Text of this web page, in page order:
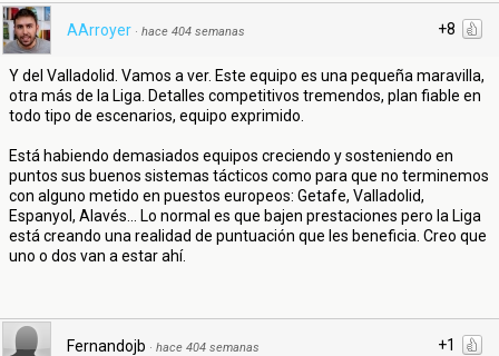
+8
AArroyer · hace 404 semanas
Y del Valladolid. Vamos a ver. Este equipo es una pequeña maravilla,
otra más de la Liga. Detalles competitivos tremendos, plan fiable en
todo tipo de escenarios, equipo exprimido.
Está habiendo demasiados equipos creciendo y sosteniendo en
puntos sus buenos sistemas tácticos como para que no terminemos
con alguno metido en puestos europeos: Getafe, Valladolid,
Espanyol, Alavés... Lo normal es que bajen prestaciones pero la Liga
está creando una realidad de puntuación que les beneficia. Creo que
uno o dos van a estar ahí.
+1
Fernandojb · hace 404 semanas